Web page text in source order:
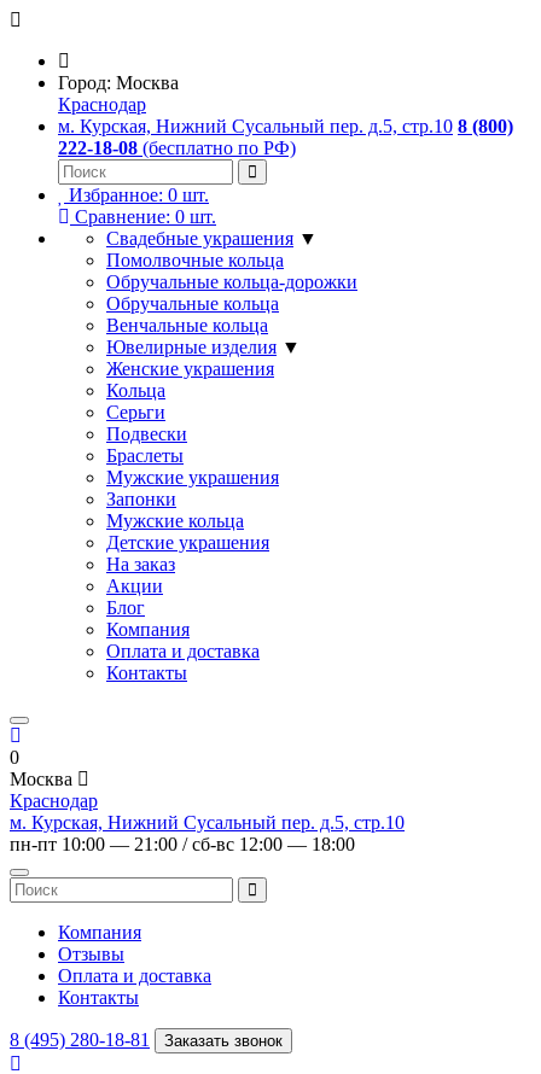
Город: Москва
Краснодар
м. Курская, Нижний Сусальный пер. д.5, стр.10 8 (800)
222-18-08 (бесплатно по РФ)
Избранное: 0 шт.
Сравнение: 0 шт.
Свадебные украшения ▼
Помолвочные кольца
Обручальные кольца-дорожки
Обручальные кольца
Венчальные кольца
Ювелирные изделия ▼
Женские украшения
Кольца
Серьги
Подвески
Браслеты
Мужские украшения
Запонки
Мужские кольца
Детские украшения
На заказ
Акции
Блог
Компания
Оплата и доставка
Контакты
0
Москва
Краснодар
м. Курская, Нижний Сусальный пер. д.5, стр.10
пн-пт 10:00 — 21:00 / сб-вс 12:00 — 18:00
Компания
Отзывы
Оплата и доставка
Контакты
8 (495) 280-18-81 Заказать звонок